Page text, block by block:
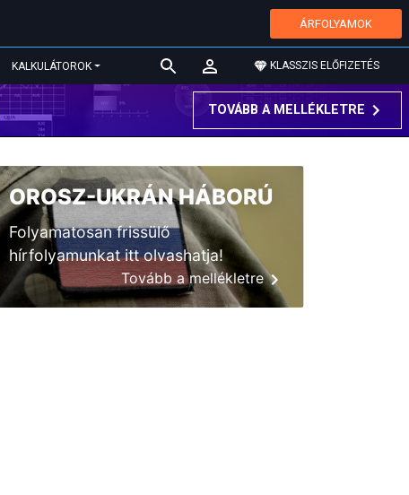
ÁRFOLYAMOK
KALKULÁTOROK KLASSZIS ELŐFIZETÉS
TOVÁBB A MELLÉKLETRE
OROSZ-UKRÁN HÁBORÚ
Folyamatosan frissülő
hírfolyamunkat itt olvashatja!
Tovább a mellékletre